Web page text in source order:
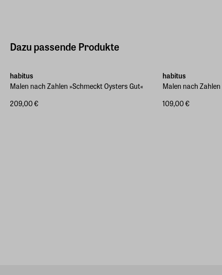
Dazu passende Produkte
habitus
Malen nach Zahlen »Schmeckt Oysters Gut«
209,00 €
habitus
Malen nach
109,00 €